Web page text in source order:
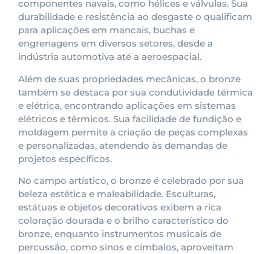
componentes navais, como hélices e válvulas. Sua
durabilidade e resistência ao desgaste o qualificam
para aplicações em mancais, buchas e
engrenagens em diversos setores, desde a
indústria automotiva até a aeroespacial.
Além de suas propriedades mecânicas, o bronze
também se destaca por sua condutividade térmica
e elétrica, encontrando aplicações em sistemas
elétricos e térmicos. Sua facilidade de fundição e
moldagem permite a criação de peças complexas
e personalizadas, atendendo às demandas de
projetos específicos.
No campo artístico, o bronze é celebrado por sua
beleza estética e maleabilidade. Esculturas,
estátuas e objetos decorativos exibem a rica
coloração dourada e o brilho característico do
bronze, enquanto instrumentos musicais de
percussão, como sinos e címbalos, aproveitam